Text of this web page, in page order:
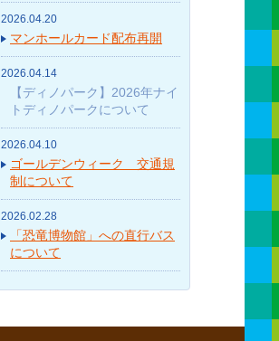
2026.04.20
マンホールカード配布再開
2026.04.14
【ディノパーク】2026年ナイ
トディノパークについて
2026.04.10
ゴールデンウィーク 交通規
制について
2026.02.28
「恐竜博物館」への直行バス
について